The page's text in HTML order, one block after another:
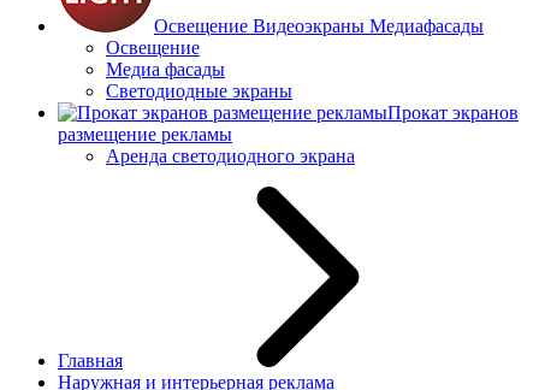
Освещение Видеоэкраны Медиафасады
Освещение
Медиа фасады
Светодиодные экраны
Прокат экранов
размещение рекламы
Аренда светодиодного экрана
Главная
Наружная и интерьерная реклама